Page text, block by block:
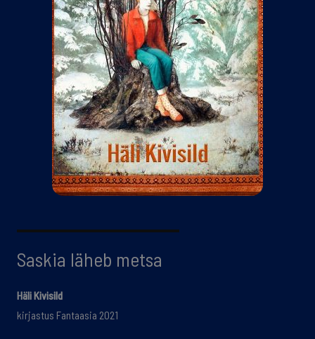
Saskia läheb metsa
Häli Kivisild
kirjastus Fantaasia 2021